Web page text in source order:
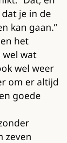
dat je in de
kan gaan.”
het
wel wat
wel weer
om er altijd
goede
zeven